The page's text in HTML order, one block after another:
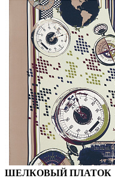
ШЕЛКОВЫЙ ПЛАТОК